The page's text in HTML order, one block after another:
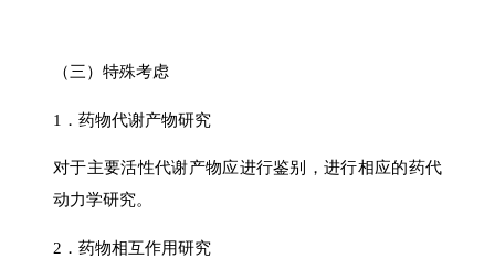
（三）特殊考虑
1．药物代谢产物研究
对于主要活性代谢产物应进行鉴别，进行相应的药代
动力学研究。
2．药物相互作用研究